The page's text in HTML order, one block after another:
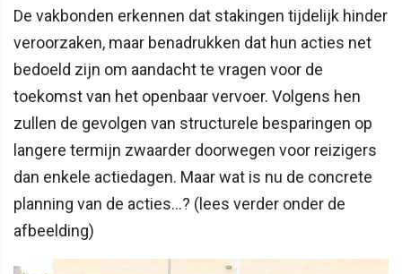
De vakbonden erkennen dat stakingen tijdelijk hinder
veroorzaken, maar benadrukken dat hun acties net
bedoeld zijn om aandacht te vragen voor de
toekomst van het openbaar vervoer. Volgens hen
zullen de gevolgen van structurele besparingen op
langere termijn zwaarder doorwegen voor reizigers
dan enkele actiedagen. Maar wat is nu de concrete
planning van de acties...? (lees verder onder de
afbeelding)